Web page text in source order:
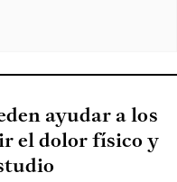
ayudar a los
el dolor físico y